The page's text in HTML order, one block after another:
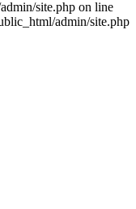
site.php on line
admin/site.php